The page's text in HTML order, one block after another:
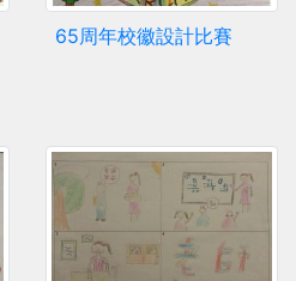
65周年校徽設計比賽